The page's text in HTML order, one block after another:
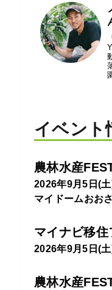
イベント
農林水産
2026年9月5日(
マイドームおお
マイナビ移住
2026年9月5日(
農林水産